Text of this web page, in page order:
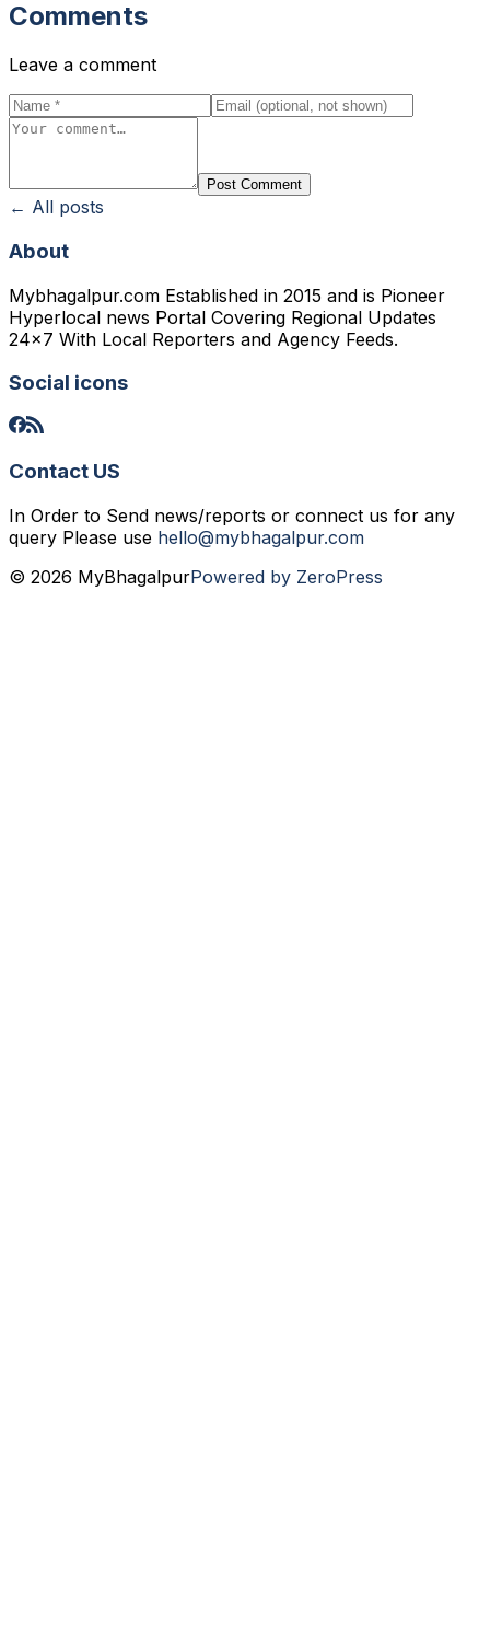
Comments
Leave a comment
Post Comment
← All posts
About
Mybhagalpur.com Established in 2015 and is Pioneer
Hyperlocal news Portal Covering Regional Updates
24x7 With Local Reporters and Agency Feeds.
Social icons
Contact US
In Order to Send news/reports or connect us for any
query Please use hello@mybhagalpur.com
© 2026 MyBhagalpurPowered by ZeroPress